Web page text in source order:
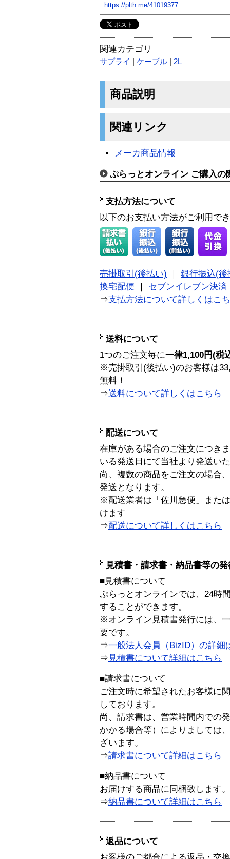
https://plth.me/41019377
関連カテゴリ
サプライ ケーブル 2L
商品説明
関連リンク
メーカ商品情報
ぷらっとオンライン ご購入の
支払方法について
以下のお支払い方法がご利用で
売掛取引(後払い)
銀行振込(後
換宅配便
セブンイレブン決済
⇒支払方法について詳しくはこ
送料について
1つのご注文毎に一律1,100円(税
※売掛取引(後払い)のお客様は
無料！
⇒送料について詳しくはこちら
配送について
在庫がある場合のご注文につき
いる発送日にて当社より発送い
尚、複数の商品をご注文の場合
発送となります。
※配送業者は「佐川急便」また
けます
⇒配送について詳しくはこちら
見積書・請求書・納品書等の
■見積書について
ぷらっとオンラインでは、24時
することができます。
※オンライン見積書発行には、
要です。
⇒一般法人会員（BizID）の詳細
⇒ 見積書について詳細はこちら
■請求書について
ご注文時に希望されたお客様に
しております。
尚、請求書は、営業時間内での
かかる場合等）によりましては
ざいます。
⇒請求書について詳細はこちら
■納品書について
お届けする商品に同梱致します。
⇒納品書について詳細はこちら
返品について